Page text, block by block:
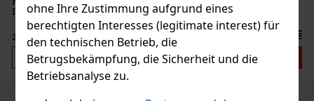
ohne Ihre Zustimmung aufgrund eines
berechtigten Interesses (legitimate interest) für
den technischen Betrieb, die
Betrugsbekämpfung, die Sicherheit und die
Betriebsanalyse zu.
Previous Next